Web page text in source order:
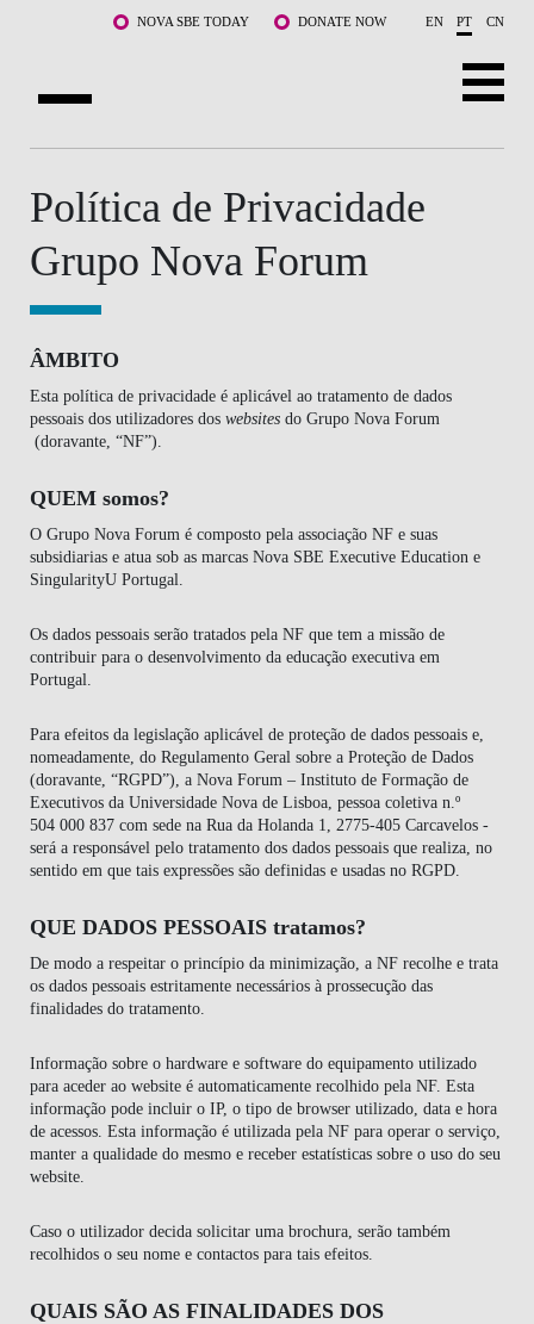
Saltar para o conteúdo principalNOVA SBE TODAY DONATE NOW EN PT CN
CURSOS
DOCENTES E INVESTIGAÇÃO
WHAT'S HAPPENING
Política de Privacidade
Grupo Nova Forum
ÂMBITO
Esta política de privacidade é aplicável ao tratamento de dados
pessoais dos utilizadores dos websitesdo Grupo Nova Forum
(doravante, “NF”).
QUEM somos?
O Grupo Nova Forum é composto pela associação NF e suas
subsidiarias e atua sob as marcas Nova SBE Executive Education e
SingularityU Portugal.
Os dados pessoais serão tratados pela NF que tem a missão de
contribuir para o desenvolvimento da educação executiva em
Portugal.
Para efeitos da legislação aplicável de proteção de dados pessoais e,
nomeadamente, do Regulamento Geral sobre a Proteção de Dados
(doravante, “RGPD”), a Nova Forum – Instituto de Formação de
Executivos da Universidade Nova de Lisboa, pessoa coletiva n.º
504 000 837 com sede na Rua da Holanda 1, 2775-405 Carcavelos -
será a responsável pelo tratamento dos dados pessoais que realiza, no
sentido em que tais expressões são definidas e usadas no RGPD.
QUE DADOS PESSOAIS tratamos?
De modo a respeitar o princípio da minimização, a NF recolhe e trata
os dados pessoais estritamente necessários à prossecução das
finalidades do tratamento.
Informação sobre o hardware e software do equipamento utilizado
para aceder ao website é automaticamente recolhido pela NF. Esta
informação pode incluir o IP, o tipo de browser utilizado, data e hora
de acessos. Esta informação é utilizada pela NF para operar o serviço,
manter a qualidade do mesmo e receber estatísticas sobre o uso do seu
website.
Caso o utilizador decida solicitar uma brochura, serão também
recolhidos o seu nome e contactos para tais efeitos.
QUAIS SÃO AS FINALIDADES DOS